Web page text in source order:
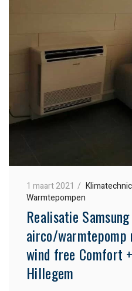
1 maart 2021
Warmtepompen
Realisatie
airco/warmtepomp
wind free Comfort
Hillegem